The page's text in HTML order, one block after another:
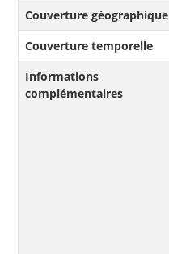
Couverture géographique
Couverture temporelle
Informations
complémentaires